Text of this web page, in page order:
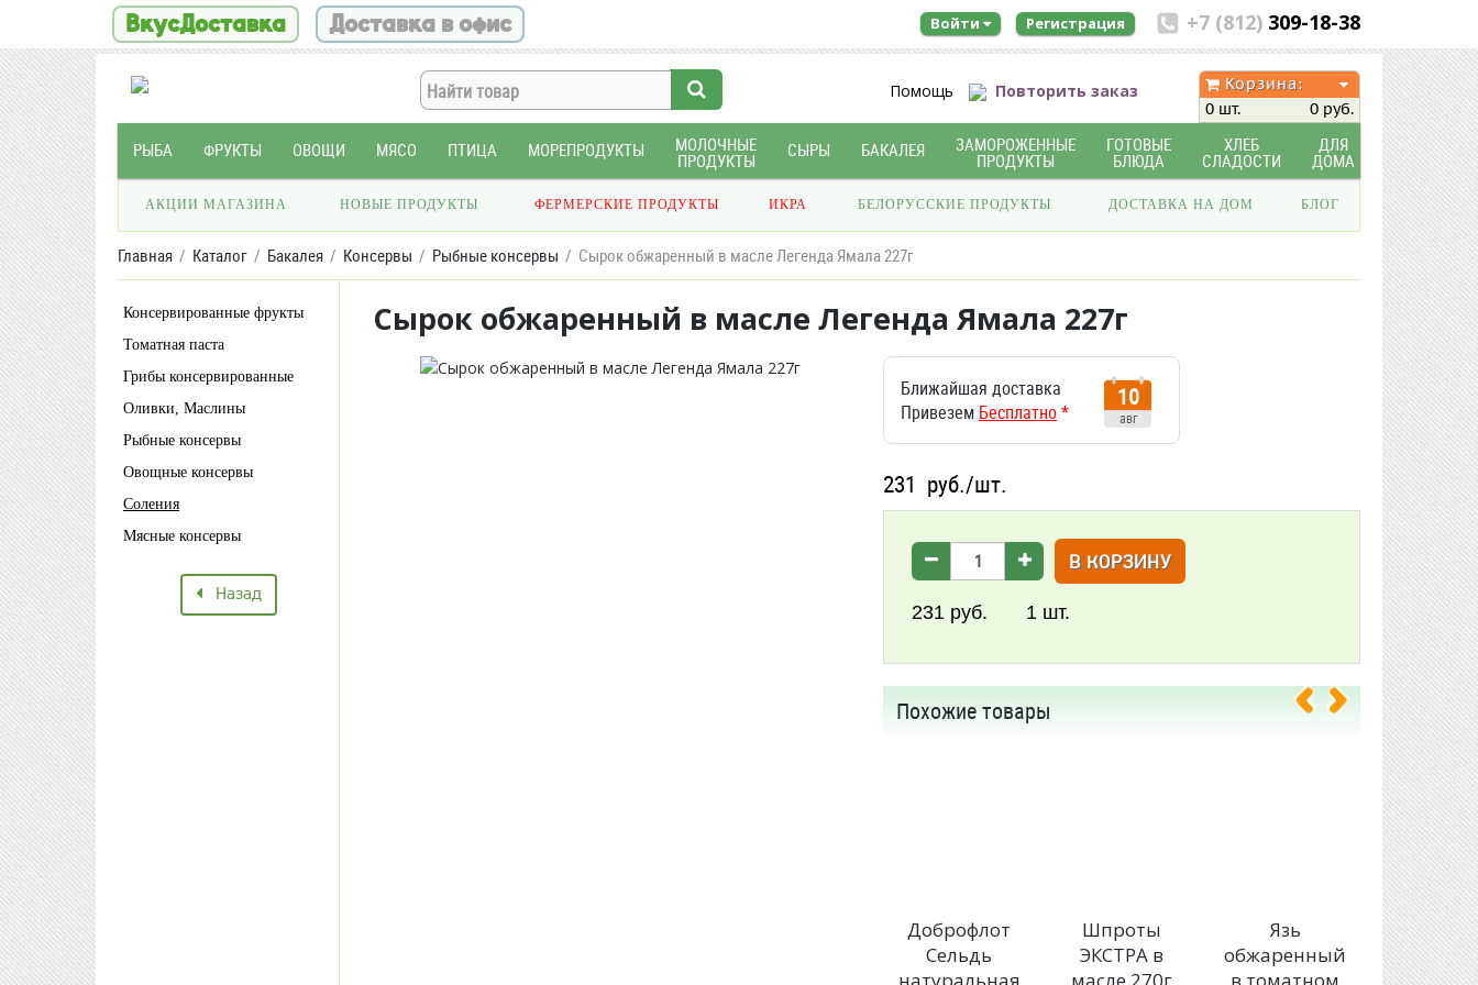
ВкусДоставка Доставка в офис +7 (812) 309-18-38
Войти Регистрация
Помощь Повторить заказ
Корзина:
0 шт.
0 руб.
РЫБА ФРУКТЫ ОВОЩИ МЯСО ПТИЦА МОРЕПРОДУКТЫ МОЛОЧНЫЕ
ПРОДУКТЫ
СЫРЫ БАКАЛЕЯ ЗАМОРОЖЕННЫЕ
ПРОДУКТЫ
ГОТОВЫЕ
БЛЮДА
ХЛЕБ
СЛАДОСТИ
ДЛЯ
ДОМА
АКЦИИ МАГАЗИНА НОВЫЕ ПРОДУКТЫ ФЕРМЕРСКИЕ ПРОДУКТЫ ИКРА БЕЛОРУССКИЕ ПРОДУКТЫ ДОСТАВКА НА ДОМ БЛОГ
Главная Каталог Бакалея Консервы Рыбные консервы Сырок обжаренный в масле Легенда Ямала 227г
Консервированные фрукты
Томатная паста
Грибы консервированные
Оливки, Маслины
Рыбные консервы
Овощные консервы
Соления
Мясные консервы
Назад
Сырок обжаренный в масле Легенда Ямала 227г
Ближайшая доставка
Привезем Бесплатно*
10
авг
231 руб./шт.
В КОРЗИНУ
231 руб. 1 шт.
Похожие товары
Доброфлот
Сельдь
Шпроты
ЭКСТРА в
Язь
обжаренный
Сайра